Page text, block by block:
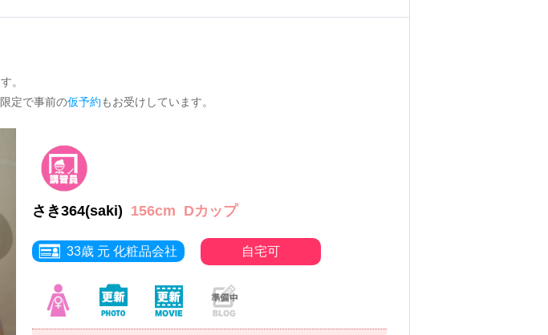
。
定で事前の仮予約もお受けしています。
さき364(saki) 156cm Dカップ
33歳 元 化粧品会社 自宅可